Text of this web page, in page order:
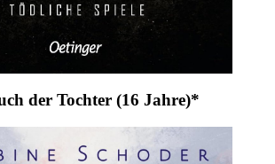
der Tochter (16 Jahre)*